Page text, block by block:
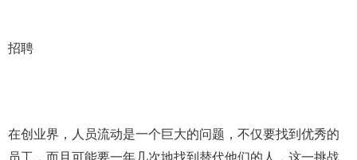
招聘
在创业界，人员流动是一个巨大的问题，不仅要找到优秀的
员工，而且可能要一年几次地找到替代他们的人，这一挑战